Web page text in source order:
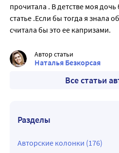
прочитала . В детстве моя дочь была один в один как в
статье .Если бы тогда я знала об этом раньше , я не
считала бы это ее капризами.
Автор статьи
Наталья Безкорсая
Все статьи
Разделы
Авторские колонки (176)